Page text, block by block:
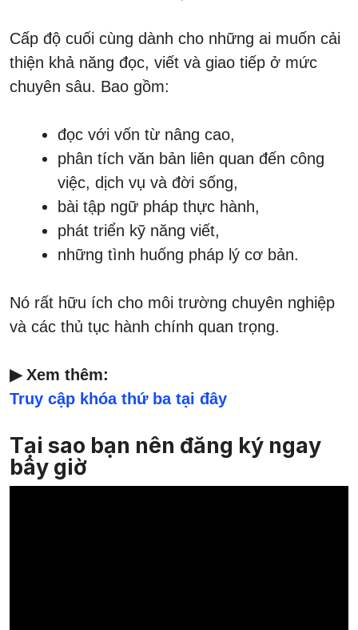
Cấp độ cuối cùng dành cho những ai muốn cải
thiện khả năng đọc, viết và giao tiếp ở mức
chuyên sâu. Bao gồm:
đọc với vốn từ nâng cao,
phân tích văn bản liên quan đến công
việc, dịch vụ và đời sống,
bài tập ngữ pháp thực hành,
phát triển kỹ năng viết,
những tình huống pháp lý cơ bản.
Nó rất hữu ích cho môi trường chuyên nghiệp
và các thủ tục hành chính quan trọng.
▶ Xem thêm:
Truy cập khóa thứ ba tại đây
Tại sao bạn nên đăng ký ngay
bây giờ